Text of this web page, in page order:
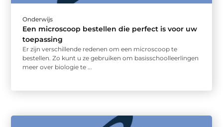
Onderwijs
Een microscoop bestellen die perfect is voor uw
toepassing
Er zijn verschillende redenen om een microscoop te
bestellen. Zo kunt u ze gebruiken om basisschoolleerlingen
meer over biologie te ...